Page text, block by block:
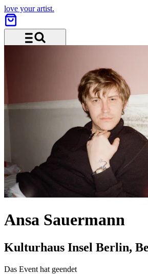
love your artist.
Ansa Sauermann
Kulturhaus Insel Berlin,
Das Event hat geendet